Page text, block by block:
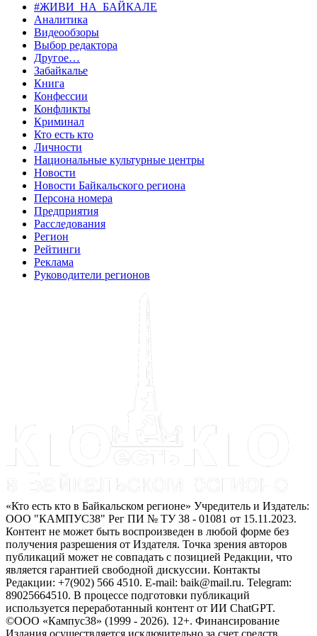
#ЖИВИ_НА_БАЙКАЛЕ
Аналитика
Видеообзоры
Выбор редактора
Другое…
Забайкалье
Книга
Конфессии
Конфликты
Криминал
Кто есть кто
Личности
Национальные культурные центры
Новости
Новости Байкальского региона
Персона номера
Предприятия
Расследования
Регион
Рейтинги
Реклама
Руководители регионов
«Кто есть кто в Байкальском регионе» Учредитель и Издатель:
ООО "КАМПУС38" Рег ПИ № ТУ 38 - 01081 от 15.11.2023.
Контент не может быть воспроизведен в любой форме без
получения разрешения от Издателя. Точка зрения авторов
публикаций может не совпадать с позицией Редакции, что
является гарантией свободной дискуссии. Контакты
Редакции: +7(902) 566 4510. E-mail: baik@mail.ru. Telegram:
89025664510. В процессе подготовки публикаций
используется переработанный контент от ИИ ChatGPT.
©ООО «Кампус38» (1999 - 2026). 12+. Финансирование